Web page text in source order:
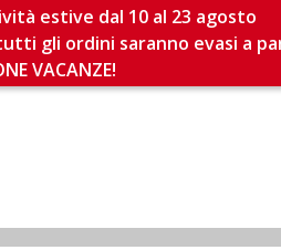
estive dal 10 al 23 agosto
gli ordini saranno evasi a
VACANZE!